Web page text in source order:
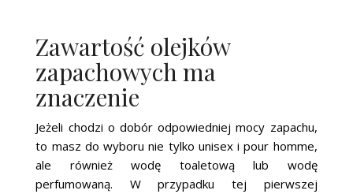
Zawartość olejków
zapachowych ma
znaczenie
Jeżeli chodzi o dobór odpowiedniej mocy zapachu,
to masz do wyboru nie tylko unisex i pour homme,
ale również wodę toaletową lub wodę
perfumowaną. W przypadku tej pierwszej